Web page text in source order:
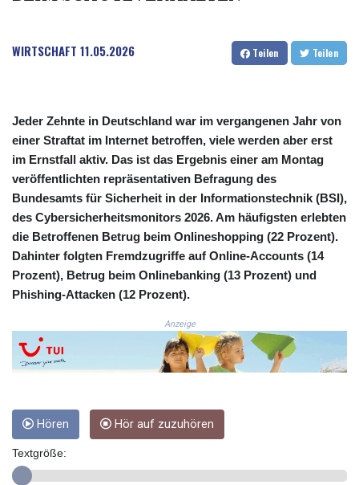
CUC 1.156136
CUP 30.637594
DJF 205.267449
DKK 7.477932
DOP 67.289164
DZD 152.967099
EGP 57.293288
FJD 2.553384
FKP 0.8566
GBP 0.858527
GEL 3.017966
GHS 13.526832
GIP 0.8566
GMD 84.980421
GTQ 8.794891
GYD 241.157003
HNL 30.895616
WIRTSCHAFT 11.05.2026 Teilen Teilen
Jeder Zehnte in Deutschland war im vergangenen Jahr von
einer Straftat im Internet betroffen, viele werden aber erst
im Ernstfall aktiv. Das ist das Ergebnis einer am Montag
veröffentlichten repräsentativen Befragung des
Bundesamts für Sicherheit in der Informationstechnik (BSI),
des Cybersicherheitsmonitors 2026. Am häufigsten erlebten
die Betroffenen Betrug beim Onlineshopping (22 Prozent).
Dahinter folgten Fremdzugriffe auf Online-Accounts (14
Prozent), Betrug beim Onlinebanking (13 Prozent) und
Phishing-Attacken (12 Prozent).
Anzeige
Hören Hör auf zuzuhören
Textgröße: